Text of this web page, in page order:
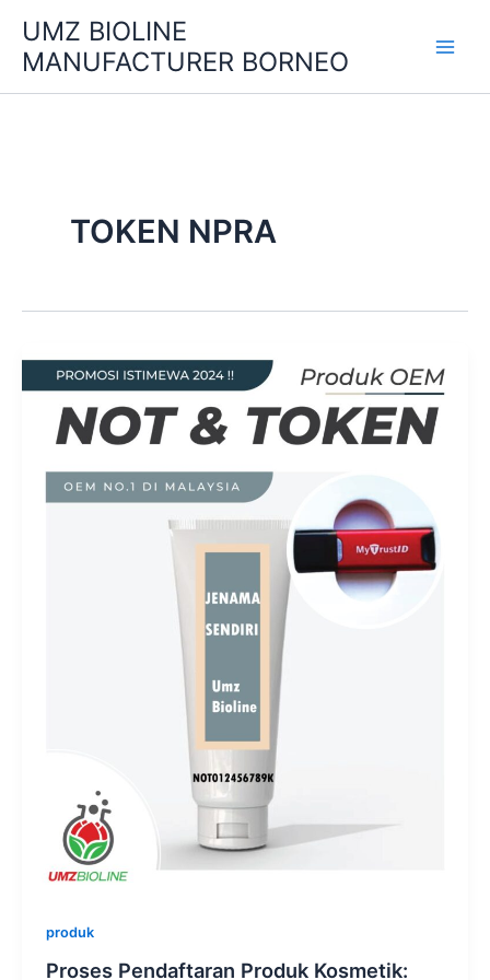
content
UMZ BIOLINE
MANUFACTURER BORNEO
TOKEN NPRA
produk
Proses Pendaftaran Produk Kosmetik: